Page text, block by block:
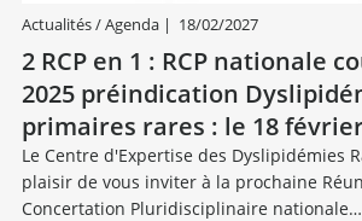
Actualités / Agenda| 18/02/2027
2 RCP en 1 : RCP nationale
2025 préindication
primaires rares : le 18
Le Centre d'Expertise des Dyslipidémies
plaisir de vous inviter à la prochaine
Concertation Pluridisciplinaire nationale…